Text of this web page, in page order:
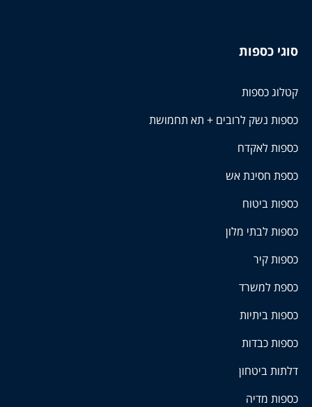
סוגי כספות
קטלוג כספות
כספות נשק לרובים + תא תחמושת
כספות לאקדח
כספת חסינת אש
כספות ביטוח
כספות לבתי מלון
כספות קיר
כספת למשרד
כספות ביתיות
כספות כבדות
דלתות ביטחון
כספות מדיה